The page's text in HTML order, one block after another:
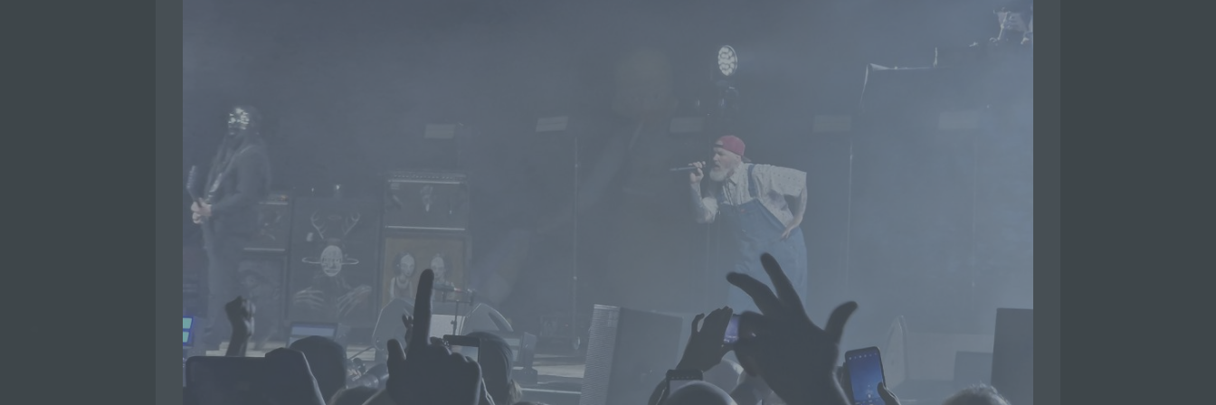
Interessen, Zuverlässigkeit, Verhalten, Aufenthaltsort oder Ortswechsel
dieser natürlichen Person zu analysieren oder vorherzusagen.
Pseudonymisierung ist die Verarbeitung personenbezogener Daten in einer
Weise, auf welche die personenbezogenen Daten ohne Hinzuziehung
zusätzlicher Informationen nicht mehr einer spezifischen betroffenen
Person zugeordnet werden können, sofern diese zusätzlichen
Informationen gesondert aufbewahrt werden und technischen und
personenbezogenen Daten nicht einer identifizierten oder identifizierbaren
natürlichen Person zugewiesen werden.
g) Verantwortlicher oder für die Verarbeitung Verantwortlicher
Verantwortlicher oder für die Verarbeitung Verantwortlicher ist die natürliche
oder juristische Person, Behörde, Einrichtung oder andere Stelle, die allein
oder gemeinsam mit anderen über die Zwecke und Mittel der Verarbeitung